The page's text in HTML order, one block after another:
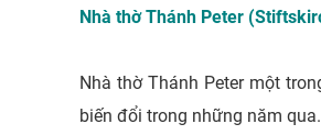
Nhà thờ Thánh Peter
Nhà thờ Thánh Peter một
biến đổi trong những năm